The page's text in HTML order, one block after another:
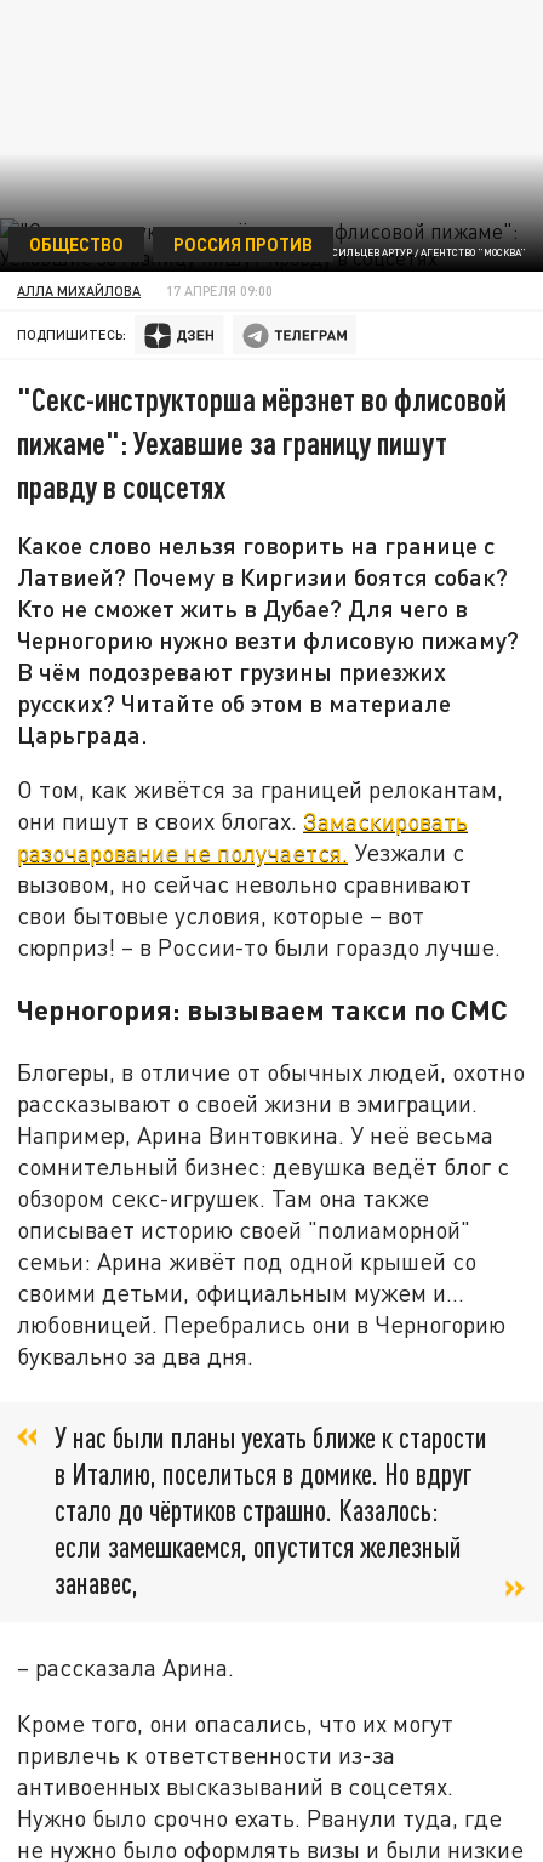
ФОТО: НОВОСИЛЬЦЕВ АРТУР / АГЕНТСТВО "МОСКВА"
ОБЩЕСТВО РОССИЯ ПРОТИВ
АЛЛА МИХАЙЛОВА 17 АПРЕЛЯ 09:00
ПОДПИШИТЕСЬ:
"Секс-инструкторша мёрзнет во флисовой
пижаме": Уехавшие за границу пишут
правду в соцсетях
Какое слово нельзя говорить на границе с
Латвией? Почему в Киргизии боятся собак?
Кто не сможет жить в Дубае? Для чего в
Черногорию нужно везти флисовую пижаму?
В чём подозревают грузины приезжих
русских? Читайте об этом в материале
Царьграда.
О том, как живётся за границей релокантам,
они пишут в своих блогах. Замаскировать
разочарование не получается. Уезжали с
вызовом, но сейчас невольно сравнивают
свои бытовые условия, которые – вот
сюрприз! – в России-то были гораздо лучше.
Черногория: вызываем такси по СМС
Блогеры, в отличие от обычных людей, охотно
рассказывают о своей жизни в эмиграции.
Например, Арина Винтовкина. У неё весьма
сомнительный бизнес: девушка ведёт блог с
обзором секс-игрушек. Там она также
описывает историю своей "полиаморной"
семьи: Арина живёт под одной крышей со
своими детьми, официальным мужем и…
любовницей. Перебрались они в Черногорию
буквально за два дня.
У нас были планы уехать ближе к старости
в Италию, поселиться в домике. Но вдруг
стало до чёртиков страшно. Казалось:
если замешкаемся, опустится железный
занавес,
– рассказала Арина.
Кроме того, они опасались, что их могут
привлечь к ответственности из-за
антивоенных высказываний в соцсетях.
Нужно было срочно ехать. Рванули туда, где
не нужно было оформлять визы и были низкие